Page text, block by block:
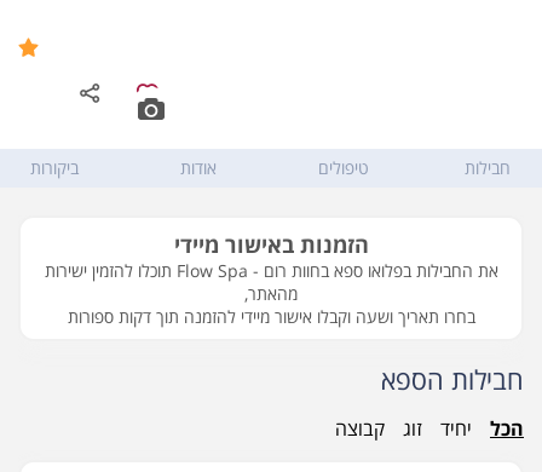
חבילות טיפולים אודות ביקורות
הזמנות באישור מיידי
את החבילות בפלואו ספא בחוות רום - Flow Spa תוכלו להזמין ישירות
מהאתר,
בחרו תאריך ושעה וקבלו אישור מיידי להזמנה תוך דקות ספורות
חבילות הספא
הכל יחיד זוג קבוצה